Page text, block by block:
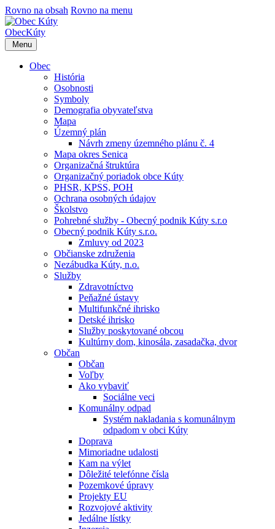
Rovno na obsah Rovno na menu
ObecKúty
Menu
Obec
História
Osobnosti
Symboly
Demografia obyvateľstva
Mapa
Územný plán
Návrh zmeny územného plánu č. 4
Mapa okres Senica
Organizačná štruktúra
Organizačný poriadok obce Kúty
PHSR, KPSS, POH
Ochrana osobných údajov
Školstvo
Pohrebné služby - Obecný podnik Kúty s.r.o
Obecný podnik Kúty s.r.o.
Zmluvy od 2023
Občianske združenia
Nezábudka Kúty, n.o.
Služby
Zdravotníctvo
Peňažné ústavy
Multifunkčné ihrisko
Detské ihrisko
Služby poskytované obcou
Kultúrny dom, kinosála, zasadačka, dvor
Občan
Občan
Voľby
Ako vybaviť
Sociálne veci
Komunálny odpad
Systém nakladania s komunálnym
odpadom v obci Kúty
Doprava
Mimoriadne udalosti
Kam na výlet
Dôležité telefónne čísla
Pozemkové úpravy
Projekty EU
Rozvojové aktivity
Jedálne lístky